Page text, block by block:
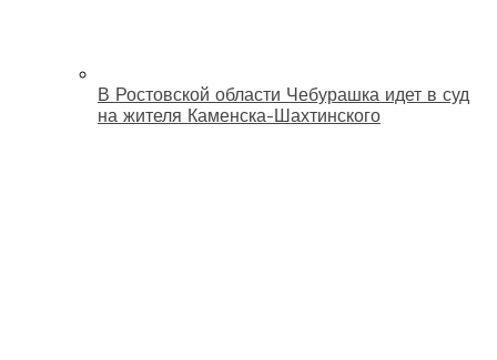
В Ростовской области Чебурашка идет в суд
на жителя Каменска-Шахтинского